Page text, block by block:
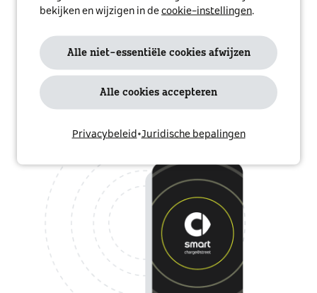
bekijken en wijzigen in de cookie-instellingen.
Alle niet-essentiële cookies afwijzen
Alle cookies accepteren
Privacybeleid •Juridische bepalingen